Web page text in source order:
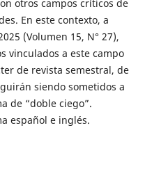
otros campos críticos de
En este contexto, a
(Volumen 15, N° 27),
vinculados a este campo
de revista semestral, de
siendo sometidos a
de “doble ciego”.
español e inglés.